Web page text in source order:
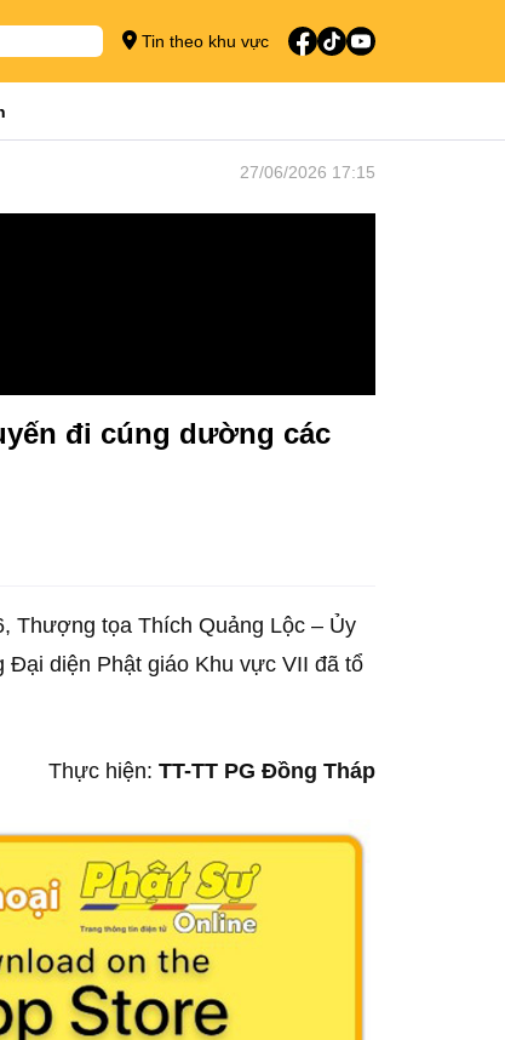
Tin theo khu vực
27/06/2026 17:15
đi cúng dường các
Thượng tọa Thích Quảng Lộc – Ủy
diện Phật giáo Khu vực VII đã tổ
Thực hiện: TT-TT PG Đồng Tháp